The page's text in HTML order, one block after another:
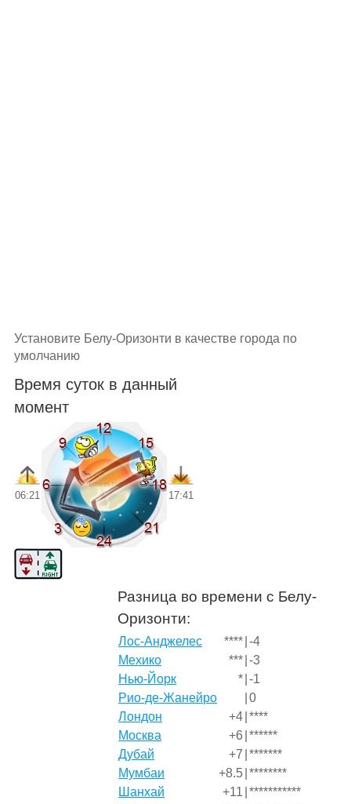
Установите Белу-Оризонти в качестве города по
умолчанию
Время суток в данный
момент
06:21 17:41
Разница во времени с Белу-
Оризонти:
Лос-Анджелес **** -4
Мехико
*** -3
Нью-Йорк
* -1
Рио-де-Жанейро
0
Лондон
+4 ****
Москва
+6 ******
Дубай
+7 *******
Мумбаи
+8.5 ********
Шанхай
+11 ***********